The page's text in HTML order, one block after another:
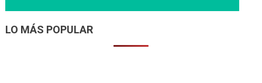
LO MÁS POPULAR